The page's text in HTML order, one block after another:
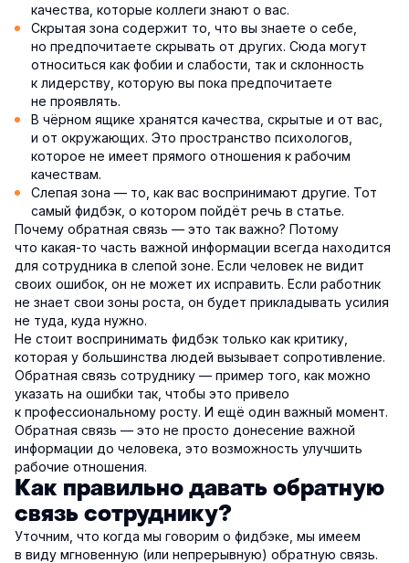
качества, которые коллеги знают о вас.
Скрытая зона содержит то, что вы знаете о себе,
но предпочитаете скрывать от других. Сюда могут
относиться как фобии и слабости, так и склонность
к лидерству, которую вы пока предпочитаете
не проявлять.
В чёрном ящике хранятся качества, скрытые и от вас,
и от окружающих. Это пространство психологов,
которое не имеет прямого отношения к рабочим
качествам.
Слепая зона — то, как вас воспринимают другие. Тот
самый фидбэк, о котором пойдёт речь в статье.
Почему обратная связь — это так важно? Потому
что какая-то часть важной информации всегда находится
для сотрудника в слепой зоне. Если человек не видит
своих ошибок, он не может их исправить. Если работник
не знает свои зоны роста, он будет прикладывать усилия
не туда, куда нужно.
Не стоит воспринимать фидбэк только как критику,
которая у большинства людей вызывает сопротивление.
Обратная связь сотруднику — пример того, как можно
указать на ошибки так, чтобы это привело
к профессиональному росту. И ещё один важный момент.
Обратная связь — это не просто донесение важной
информации до человека, это возможность улучшить
рабочие отношения.
Как правильно давать обратную
связь сотруднику?
Уточним, что когда мы говорим о фидбэке, мы имеем
в виду мгновенную (или непрерывную) обратную связь.